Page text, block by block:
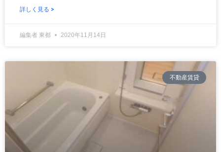
詳しく見る >
編集者 東都 2020年11月14日
不動産賃貸